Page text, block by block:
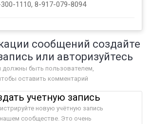
1110, 8-917-079-8094
сообщений создайте
или авторизуйтесь
должны быть пользователем,
оставить комментарий
учетную запись
новую учётную запись
сообществе. Это очень